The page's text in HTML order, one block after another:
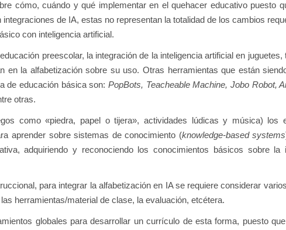
cómo, cuándo y qué implementar en el quehacer educativo puesto
de IA, estas no representan la totalidad de los cambios
con inteligencia artificial.
preescolar, la integración de la inteligencia artificial en juguetes,
en la alfabetización sobre su uso. Otras herramientas que están
de educación básica son: PopBots, Teacheable Machine, Jobo Robot,
otras.
como «piedra, papel o tijera», actividades lúdicas y música) los
aprender sobre sistemas de conocimiento (knowledge-based systems
adquiriendo y reconociendo los conocimientos básicos sobre la
para integrar la alfabetización en IA se requiere considerar
herramientas/material de clase, la evaluación, etcétera.
globales para desarrollar un currículo de esta forma, puesto